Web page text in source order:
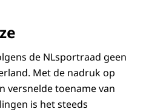
de NLsportraad geen
Met de nadruk op
versnelde toename van
is het steeds